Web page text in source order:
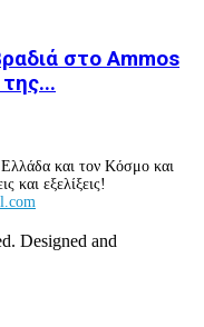
στο Ammos
και τον Κόσμο και
και εξελίξεις!
Designed and